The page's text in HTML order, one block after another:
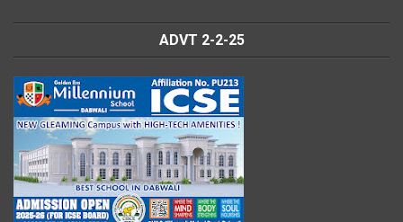
ADVT 2-2-25